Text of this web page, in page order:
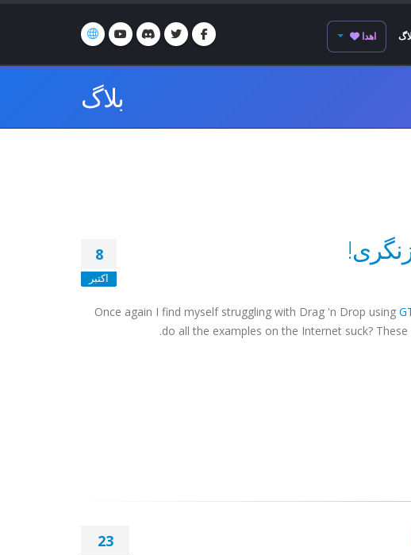
اهدا
بلاگ
8
اکتبر
Once again I find myself struggling with Drag 'n Drop using
do all the examples on the Internet suck?
23